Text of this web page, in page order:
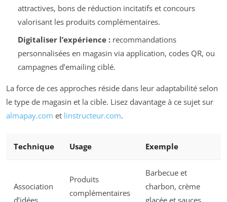
attractives, bons de réduction incitatifs et concours
valorisant les produits complémentaires.
Digitaliser l’expérience :recommandations
personnalisées en magasin via application, codes QR, ou
campagnes d’emailing ciblé.
La force de ces approches réside dans leur adaptabilité selon
le type de magasin et la cible. Lisez davantage à ce sujet sur
almapay.com et linstructeur.com.
Technique Usage Exemple
Association
d’idées
Produits
complémentaires
Barbecue et
charbon, crème
glacée et sauces